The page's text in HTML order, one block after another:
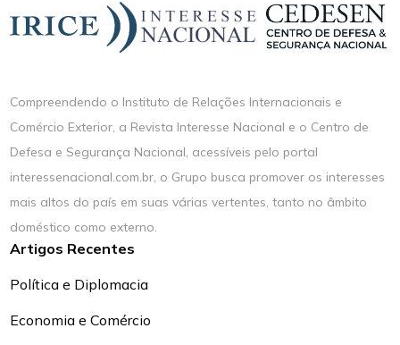
Compreendendo o Instituto de Relações Internacionais e
Comércio Exterior, a Revista Interesse Nacional e o Centro de
Defesa e Segurança Nacional, acessíveis pelo portal
interessenacional.com.br, o Grupo busca promover os interesses
mais altos do país em suas várias vertentes, tanto no âmbito
doméstico como externo.
Artigos Recentes
Política e Diplomacia
Economia e Comércio